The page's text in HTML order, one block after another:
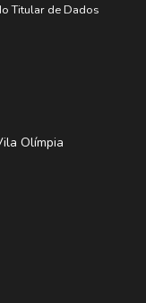
Titular de Dados
Olímpia